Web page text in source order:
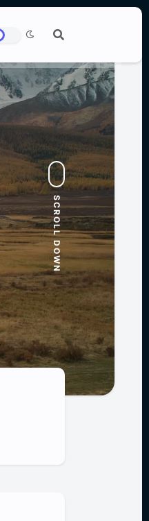
SCROLL DOWN